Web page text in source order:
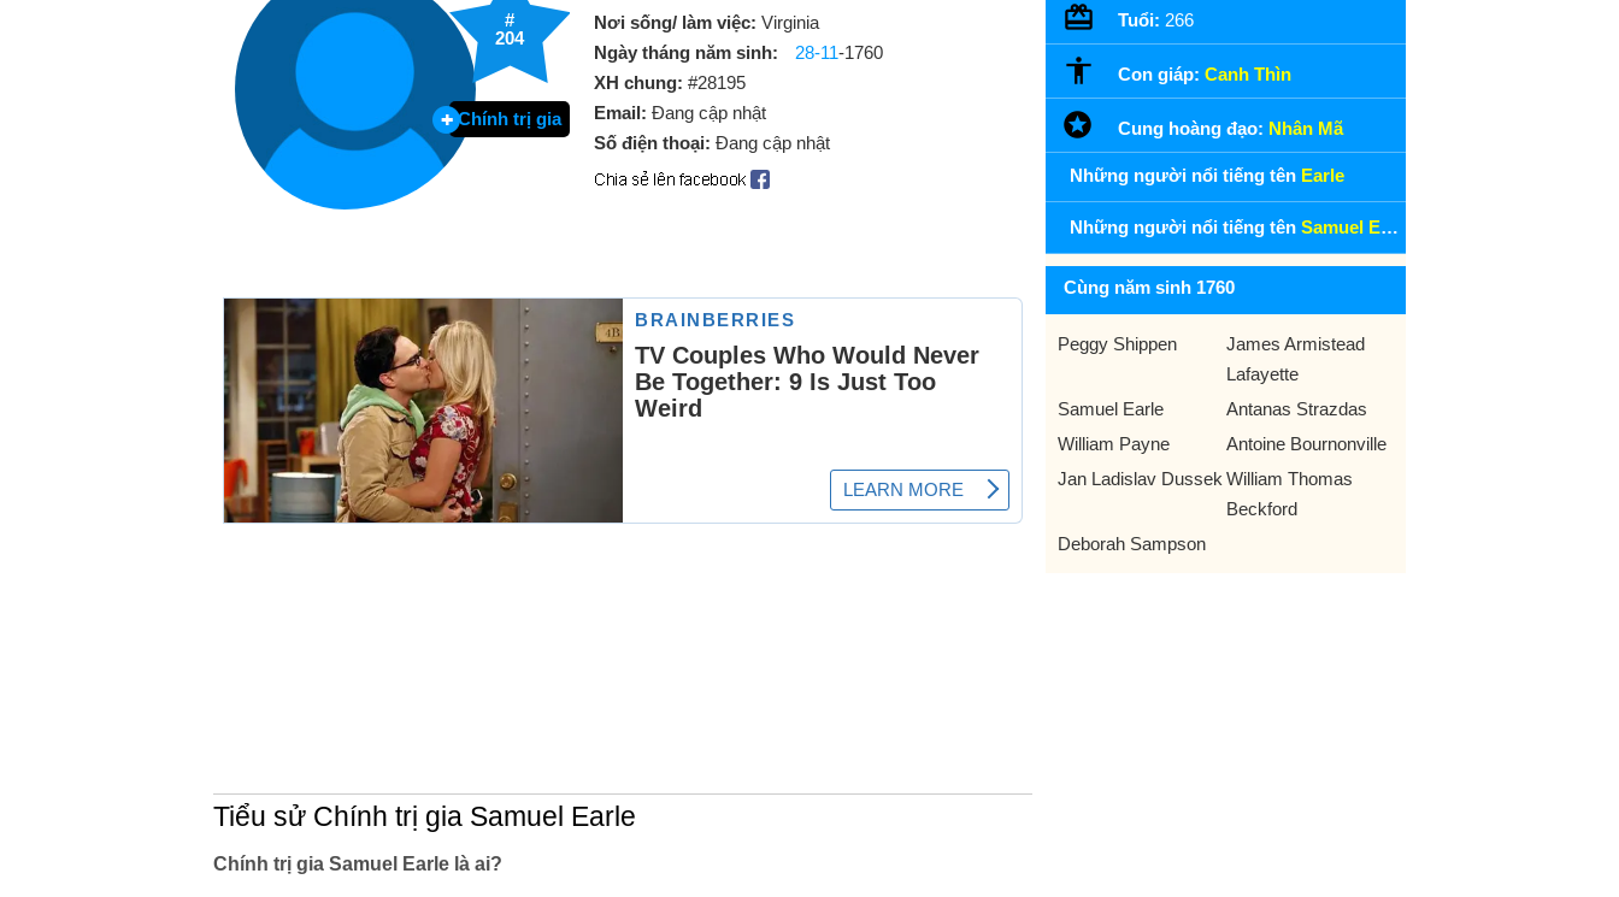
#
204
Chính trị gia
Nơi sống/ làm việc: Virginia
Ngày tháng năm sinh:
28-11-1760
XH chung: #28195
Email: Đang cập nhật
Số điện thoại: Đang cập nhật
Tiểu sử Chính trị gia Samuel Earle
Chính trị gia Samuel Earle là ai?
Tuổi: 266
Con giáp: Canh Thìn
Cung hoàng đạo: Nhân Mã
Những người nổi tiếng tên Earle
Những người nổi tiếng tên Samuel Earle
Cùng năm sinh 1760
Peggy Shippen
James Armistead
Lafayette
Samuel Earle
Antanas Strazdas
William Payne
Antoine Bournonville
Jan Ladislav Dussek William Thomas
Beckford
Deborah Sampson